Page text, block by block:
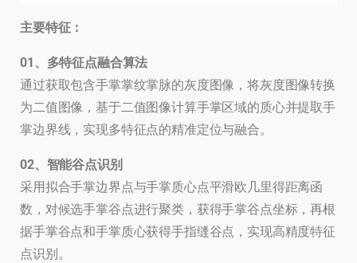
主要特征：
01、 多特征点融合算法
通过获取包含手掌掌纹掌脉的灰度图像，将灰度图像转换
为二值图像，基于二值图像计算手掌区域的质心并提取手
掌边界线，实现多特征点的精准定位与融合。
02、 智能谷点识别
采用拟合手掌边界点与手掌质心点平滑欧几里得距离函
数，对候选手掌谷点进行聚类，获得手掌谷点坐标，再根
据手掌谷点和手掌质心获得手指缝谷点，实现高精度特征
点识别。